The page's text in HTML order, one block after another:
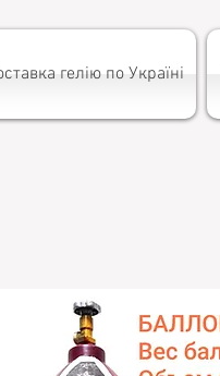
гелію по Україні